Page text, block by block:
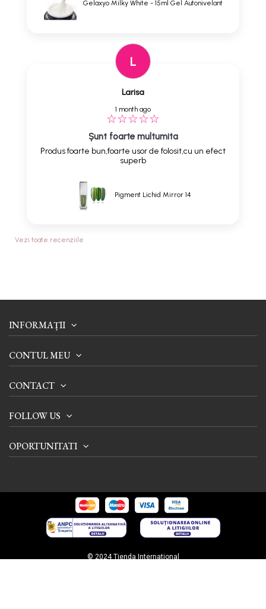
Gelaxyo Milky White - 15ml Gel Autonivelant
L
Larisa
1 month ago
Șunt foarte multumita
Produs foarte bun,foarte usor de folosit,cu un efect
superb
Pigment Lichid Mirror 14
Vezi toate recenziile
INFORMAȚII
CONTUL MEU
CONTACT
FOLLOW US
OPORTUNITATI
© 2024 Tienda International